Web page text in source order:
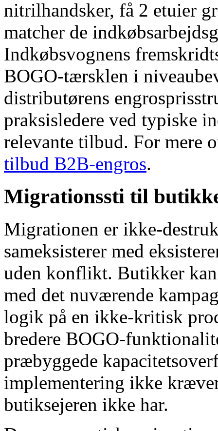
nitrilhandsker, få 2 etuier
matcher de
Indkøbsvognens
BOGO-tærsklen i
distributørens
praksisledere ved typiske
relevante tilbud. For mere
tilbud B2B-engros.
Migrationssti til
Migrationen er ikke-
sameksisterer med
uden konflikt. Butikker
med det nuværende
logik på en ikke-kritisk
bredere BOGO-
præbyggede
implementering ikke
butiksejeren ikke har.